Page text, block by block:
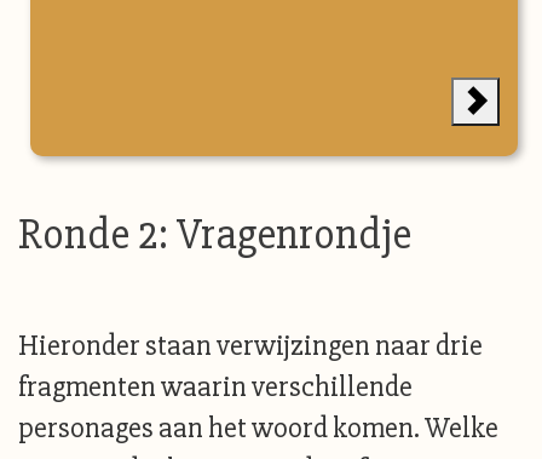
Ronde 2: Vragenrondje
Hieronder staan verwijzingen naar drie
fragmenten waarin verschillende
personages aan het woord komen. Welke